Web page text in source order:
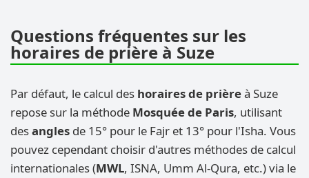
Questions fréquentes sur les
horaires de prière à Suze
Par défaut, le calcul des horaires de prièreà Suze
repose sur la méthode Mosquée de Paris, utilisant
desangles de 15° pour le Fajr et 13° pour l'Isha. Vous
pouvez cependant choisir d'autres méthodes de calcul
internationales (MWL, ISNA, Umm Al-Qura, etc.) via le